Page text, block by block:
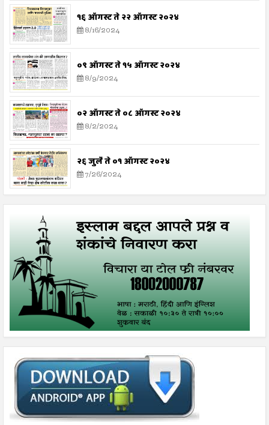
१६ ऑगस्ट ते २२ ऑगस्ट २०२४
8/16/2024
०९ ऑगस्ट ते १५ ऑगस्ट २०२४
8/9/2024
०२ ऑगस्ट ते ०८ ऑगस्ट २०२४
8/2/2024
२६ जुलै ते ०१ ऑगस्ट २०२४
7/26/2024